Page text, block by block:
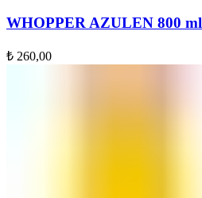
WHOPPER AZULEN 800 ml
₺ 260,00